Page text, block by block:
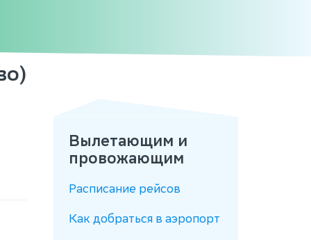
Вылетающим и
провожающим
Расписание рейсов
Как добраться в аэропорт